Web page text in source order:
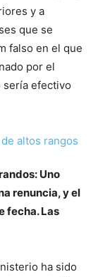
y a
que se
falso en el que
por el
sería efectivo
Uno
renuncia, y el
fecha. Las
ha sido